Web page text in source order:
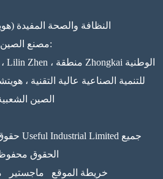
النظافة والصحة المفيدة
مصنع الصين:
للتنمية الصناعية عالية التقنية ،
الصين
الحقوق
خريطة الموقع
ماجستير